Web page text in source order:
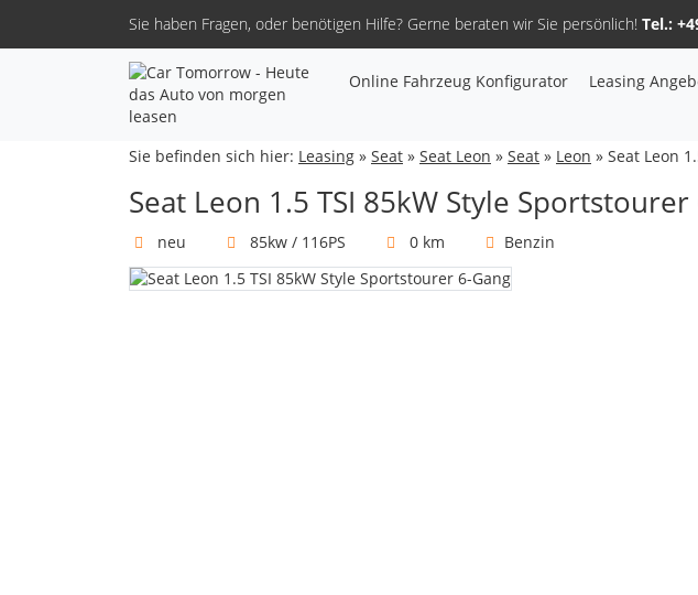
Sie haben Fragen, oder benötigen Hilfe? Gerne beraten wir Sie persönlich! Tel.:
Online Fahrzeug Konfigurator Leasing
Sie befinden sich hier: Leasing » Seat » Seat Leon » Seat » Leon » Seat Leon
Seat Leon 1.5 TSI 85kW Style
neu 85kw / 116PS 0 km Benzin
Sie haben